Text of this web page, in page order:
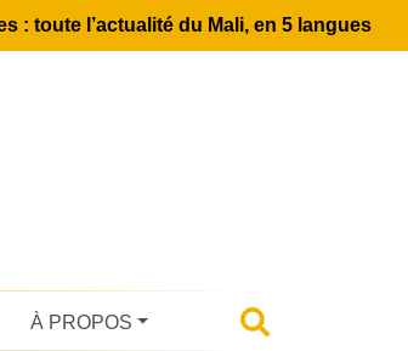
: toute l’actualité du Mali, en 5 langues
À PROPOS